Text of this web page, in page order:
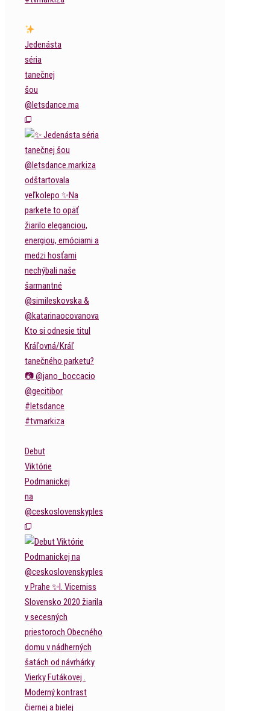
Jedenásta
séria
tanečnej
šou
@letsdance.ma
Debut
Viktórie
Podmanickej
na
@ceskoslovenskyples